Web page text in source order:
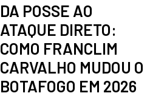
DA POSSE AO
ATAQUE DIRETO:
COMO FRANCLIM
CARVALHO MUDOU O
BOTAFOGO EM 2026